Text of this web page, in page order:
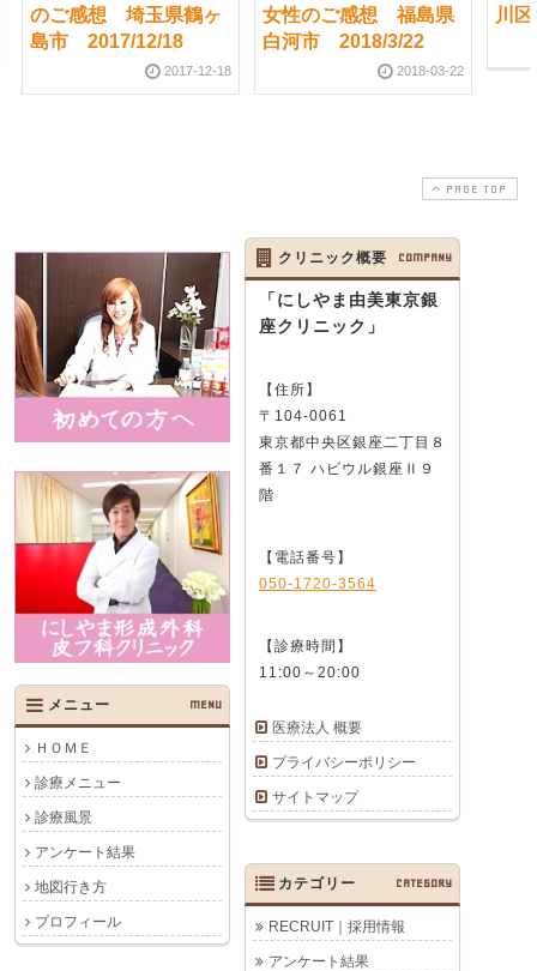
のご感想 埼玉県鶴ヶ
島市 2017/12/18
2017-12-18
女性のご感想 福島県
白河市 2018/3/22
2018-03-22
川
PAGE TOP
メニュー MENU
ＨＯＭＥ
診療メニュー
診療風景
アンケート結果
地図行き方
プロフィール
クリニック概要 COMPANY
「にしやま由美東京銀
座クリニック」
【住所】
〒104-0061
東京都中央区銀座二丁目８
番１７ ハビウル銀座Ⅱ９
階
【電話番号】
050-1720-3564
【診療時間】
11:00～20:00
医療法人 概要
プライバシーポリシー
サイトマップ
カテゴリー CATEGORY
RECRUIT｜採用情報
アンケート結果